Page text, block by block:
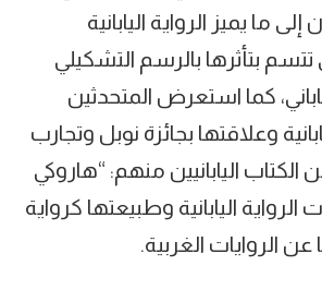
ما يميز الرواية اليابانية
بتأثرها بالرسم التشكيلي
كما استعرض المتحدثين
وعلاقتها بجائزة نوبل وتجارب
الكتاب اليابانيين منهم: “هاروكي
الرواية اليابانية وطبيعتها كرواية
عن الروايات الغربية.